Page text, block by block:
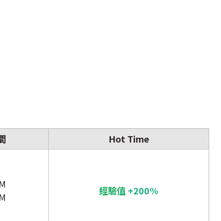
Hot Time
經驗值 +200%